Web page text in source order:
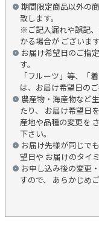
期間限定商品以外の
致します。
※ご記入漏れや誤記
かる場合が ございま
お届け希望日のご指
す。
「フルーツ」等、「
は、お届け希望日の
農産物・海産物など
たり、 お届け希望日
産地や品種の変更を
下さい。
お届け先様が同じで
望日や お届けのタイ
お申し込み後の変更
すので、 あらかじめ